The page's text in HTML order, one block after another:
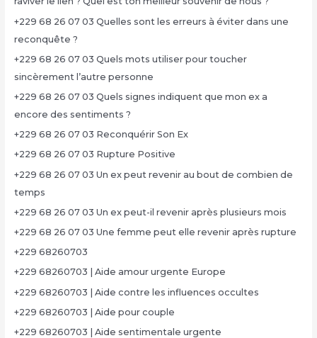
+229 68 26 07 03 Quelles sont les erreurs à éviter dans une
reconquête ?
+229 68 26 07 03 Quels mots utiliser pour toucher
sincèrement l’autre personne
+229 68 26 07 03 Quels signes indiquent que mon ex a
encore des sentiments ?
+229 68 26 07 03 Reconquérir Son Ex
+229 68 26 07 03 Rupture Positive
+229 68 26 07 03 Un ex peut revenir au bout de combien de
temps
+229 68 26 07 03 Un ex peut-il revenir après plusieurs mois
+229 68 26 07 03 Une femme peut elle revenir après rupture
+229 68260703
+229 68260703 | Aide amour urgente Europe
+229 68260703 | Aide contre les influences occultes
+229 68260703 | Aide pour couple
+229 68260703 | Aide sentimentale urgente